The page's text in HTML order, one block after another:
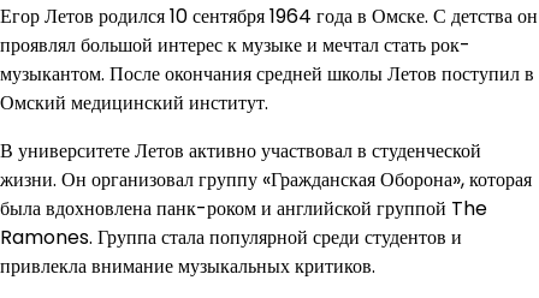
Егор Летов родился 10 сентября 1964 года в Омске. С детства он
проявлял большой интерес к музыке и мечтал стать рок-
музыкантом. После окончания средней школы Летов поступил в
Омский медицинский институт.
В университете Летов активно участвовал в студенческой
жизни. Он организовал группу «Гражданская Оборона», которая
была вдохновлена панк-роком и английской группой The
Ramones. Группа стала популярной среди студентов и
привлекла внимание музыкальных критиков.